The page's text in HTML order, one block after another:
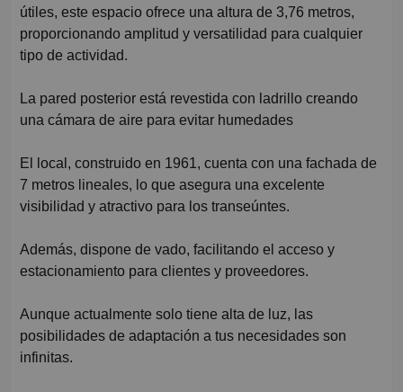
útiles, este espacio ofrece una altura de 3,76 metros,
proporcionando amplitud y versatilidad para cualquier
tipo de actividad.
La pared posterior está revestida con ladrillo creando
una cámara de aire para evitar humedades
El local, construido en 1961, cuenta con una fachada de
7 metros lineales, lo que asegura una excelente
visibilidad y atractivo para los transeúntes.
Además, dispone de vado, facilitando el acceso y
estacionamiento para clientes y proveedores.
Aunque actualmente solo tiene alta de luz, las
posibilidades de adaptación a tus necesidades son
infinitas.